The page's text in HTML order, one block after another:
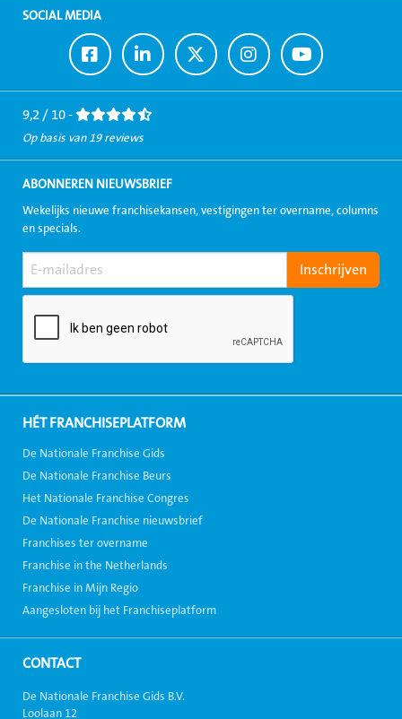
SOCIAL MEDIA
Ga
naar
Facebook
Ga
naar
LinkedIn
Ga
naar
Twitter
Ga
naar
Instagram
Ga
naar
Youtube
9,2 / 10 -
Op basis van 19 reviews
ABONNEREN NIEUWSBRIEF
Wekelijks nieuwe franchisekansen, vestigingen ter overname, columns
en specials.
HÉT FRANCHISEPLATFORM
De Nationale Franchise Gids
De Nationale Franchise Beurs
Het Nationale Franchise Congres
De Nationale Franchise nieuwsbrief
Franchises ter overname
Franchise in the Netherlands
Franchise in Mijn Regio
Aangesloten bij het Franchiseplatform
CONTACT
De Nationale Franchise Gids B.V.
Loolaan 12